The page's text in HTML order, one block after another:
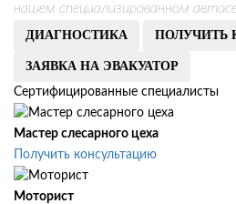
нашем специализированном
ДИАГНОСТИКА ПОЛУЧИТЬ
ЗАЯВКА НА ЭВАКУАТОР
Сертифицированные специалисты
Мастер слесарного цеха
Получить консультацию
Моторист